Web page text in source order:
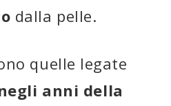
dalla pelle.
quelle legate
anni della